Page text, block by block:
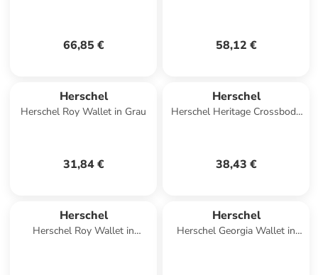
66,85 € 58,12 €
Herschel
Herschel Roy Wallet in Grau
31,84 €
Herschel
Herschel Heritage Crossbody
38,43 €
Herschel
Herschel Roy Wallet in
Herschel
Herschel Georgia Wallet in